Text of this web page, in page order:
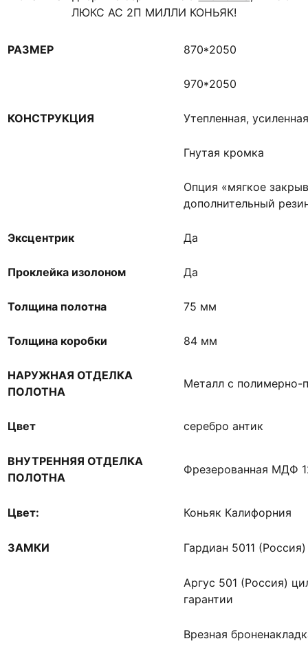
ЛЮКС АС 2П МИЛЛИ КОНЬЯК!
РАЗМЕР 870*2050
970*2050
КОНСТРУКЦИЯ Утепленная,
Гнутая кромка
Опция «мягкое
дополнительный
Эксцентрик Да
Проклейка изолоном Да
Толщина полотна 75 мм
Толщина коробки 84 мм
НАРУЖНАЯ ОТДЕЛКА
ПОЛОТНА
Металл с
Цвет серебро антик
ВНУТРЕННЯЯ ОТДЕЛКА
ПОЛОТНА
Фрезерованная МДФ
Цвет: Коньяк Калифорния
ЗАМКИ Гардиан 5011
Аргус 501 (Россия)
гарантии
Врезная